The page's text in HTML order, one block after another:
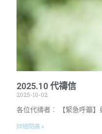
2025.10 代禱信
2025-10-02
各位代禱者︰ 【緊急呼籲
詳細閱讀 »